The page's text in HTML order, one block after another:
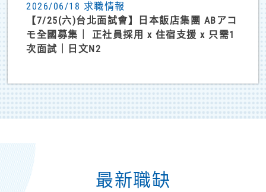
2026/06/18 求職情報
【7/25(六)台北面試會】日本飯店集團 ABアコ
モ全國募集｜ 正社員採用 x 住宿支援 x 只需1
次面試｜日文N2
最新職缺